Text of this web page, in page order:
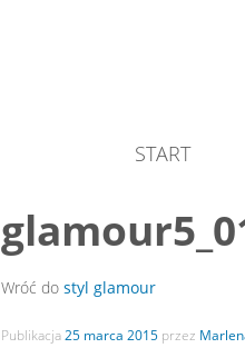
START
Wróć do styl glamour
Publikacja25 marca 2015 przez